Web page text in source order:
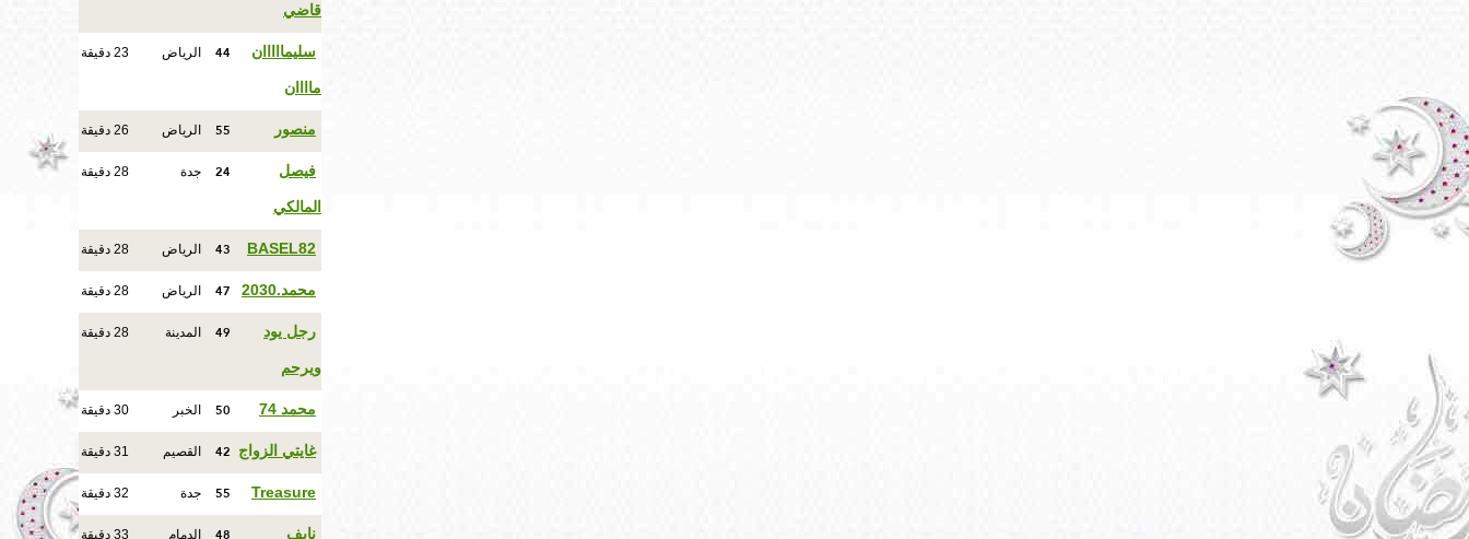
قاضي
سليمااااان
ماااان
44 الرياض 23 دقيقة
منصور 55 الرياض 26 دقيقة
فيصل
المالكي
24 جدة 28 دقيقة
BASEL82
43 الرياض 28 دقيقة
محمد.2030 47 الرياض 28 دقيقة
رجل يود
ويرحم
49 المدينة 28 دقيقة
محمد 74 50 الخبر 30 دقيقة
غايتي الزواج 42 القصيم 31 دقيقة
Treasure
55 جدة 32 دقيقة
نايف 48 الدمام 33 دقيقة